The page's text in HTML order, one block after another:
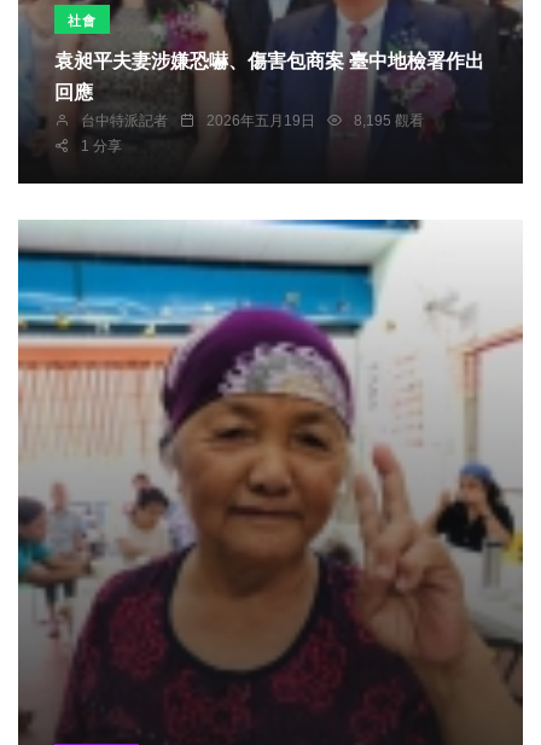
社會
袁昶平夫妻涉嫌恐嚇、傷害包商案 臺中地檢署作出
回應
台中特派記者 2026年五月19日
8,195 觀看
1 分享